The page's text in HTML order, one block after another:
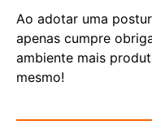
Ao adotar uma
apenas cumpre
ambiente mais
mesmo!